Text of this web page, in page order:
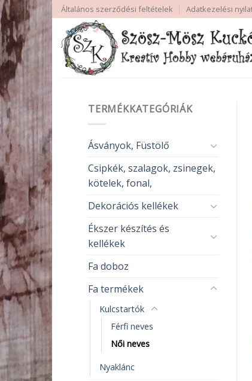
Skip
to
content
Általános szerződési feltételek Adatkezelési
TERMÉKKATEGÓRIÁK
Ásványok, Füstölő
Csipkék, szalagok, zsinegek,
kötelek, fonal,
Dekorációs kellékek
Ékszer készítés és
kellékek
Fa doboz
Fa termékek
Kulcstartók
Férfi neves
Női neves
Nyaklánc